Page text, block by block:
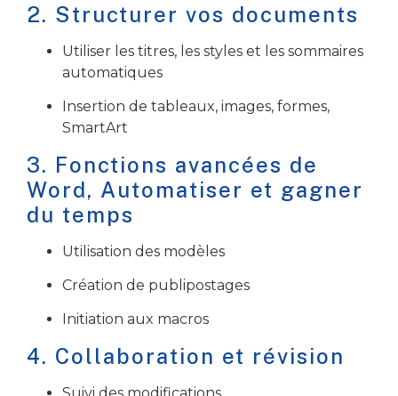
2. Structurer vos documents
Utiliser les titres, les styles et les sommaires
automatiques
Insertion de tableaux, images, formes,
SmartArt
3. Fonctions avancées de
Word, Automatiser et gagner
du temps
Utilisation des modèles
Création de publipostages
Initiation aux macros
4. Collaboration et révision